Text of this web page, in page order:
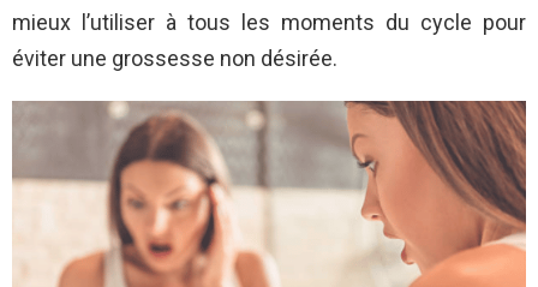
mieux l’utiliser à tous les moments du cycle pour
éviter une grossesse non désirée.